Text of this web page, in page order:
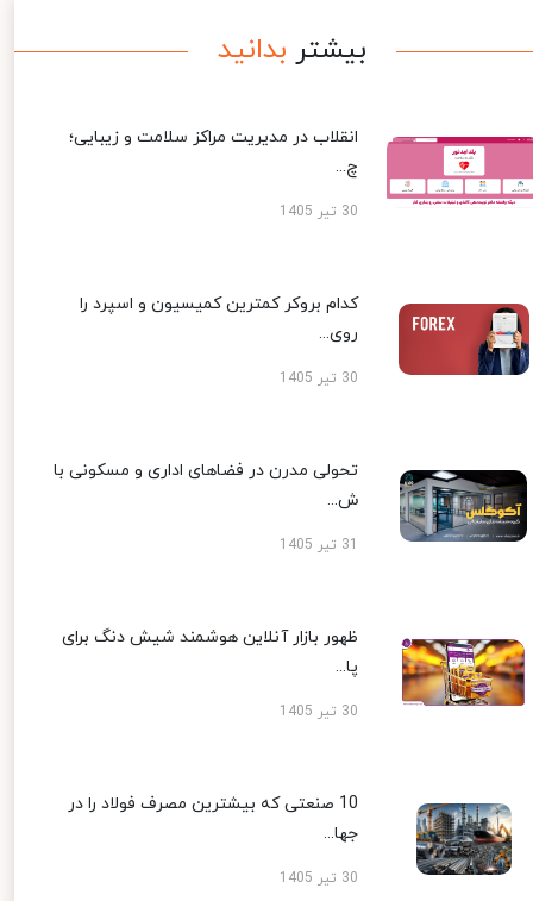
بیشتر بدانید
انقلاب در مدیریت مراکز سلامت و زیبایی؛
چ...
30 تیر 1405
کدام بروکر کمترین کمیسیون و اسپرد را
روی...
30 تیر 1405
تحولی مدرن در فضاهای اداری و مسکونی با
ش...
ظهور بازار آنلاین هوشمند شیش دنگ برای
پا...
30 تیر 1405
10 صنعتی که بیشترین مصرف فولاد را در
جها...
30 تیر 1405